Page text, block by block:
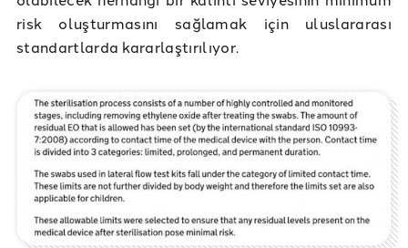
risk oluşturmasını sağlamak için uluslararası
standartlarda kararlaştırılıyor.